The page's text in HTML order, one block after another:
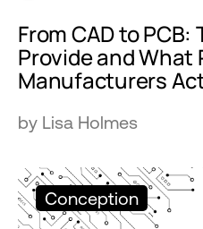
From CAD to PCB:
Provide and What
Manufacturers
by Lisa Holmes
Conception